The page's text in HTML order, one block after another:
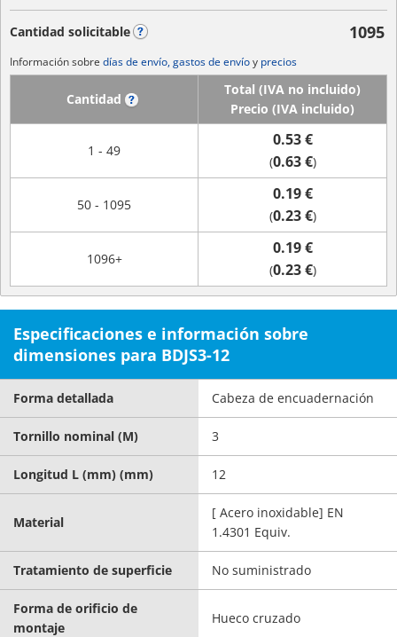
Cantidad solicitable 1095
Información sobre días de envío, gastos de envíoy precios
Cantidad
Total (IVA no incluido)
Precio (IVA incluido)
1 - 49
0.53 €
(0.63 €)
50 - 1095
0.19 €
(0.23 €)
1096+
0.19 €
(0.23 €)
Especificaciones e información sobre
dimensiones para BDJS3-12
Forma detallada Cabeza de encuadernación
Tornillo nominal (M) 3
Longitud L (mm) (mm) 12
Material
[ Acero inoxidable] EN
1.4301 Equiv.
Tratamiento de superficie No suministrado
Forma de orificio de
montaje
Hueco cruzado